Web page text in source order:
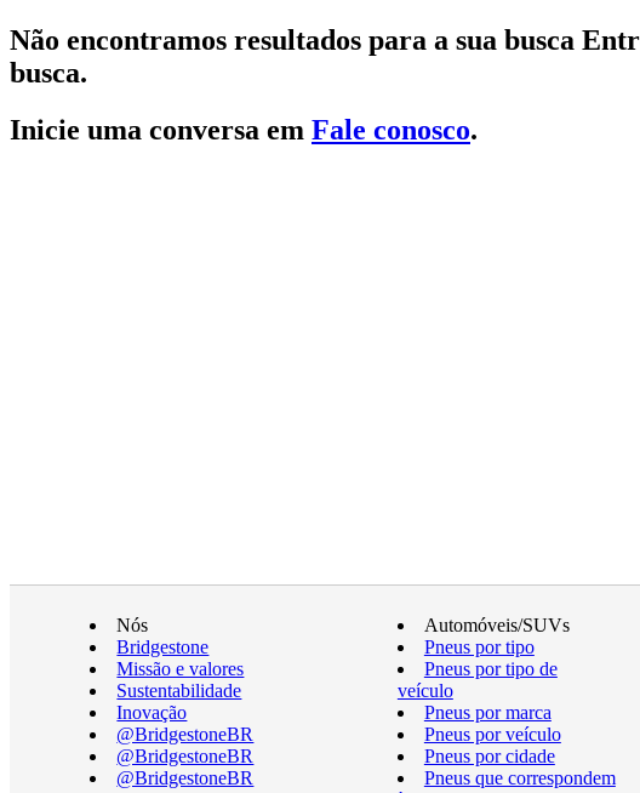
Não encontramos resultados para a sua busca
busca.
Inicie uma conversa em Fale conosco.
Nós
Bridgestone
Missão e valores
Sustentabilidade
Inovação
@BridgestoneBR
@BridgestoneBR
@BridgestoneBR
Automóveis/SUVs
Pneus por tipo
Pneus por tipo de
veículo
Pneus por marca
Pneus por veículo
Pneus por cidade
Pneus que correspondem